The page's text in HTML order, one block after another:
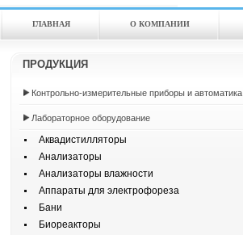
ГЛАВНАЯ О КОМПАНИИ
ПРОДУКЦИЯ
Контрольно-измерительные приборы и автоматика
Лабораторное оборудование
Аквадистилляторы
Анализаторы
Анализаторы влажности
Аппараты для электрофореза
Бани
Биореакторы